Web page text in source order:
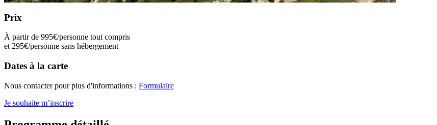
Prix
À partir de 995€/personne tout compris
et 295€/personne sans hébergement
Dates à la carte
Nous contacter pour plus d'informations : Formulaire
Je souhaite m’inscrire